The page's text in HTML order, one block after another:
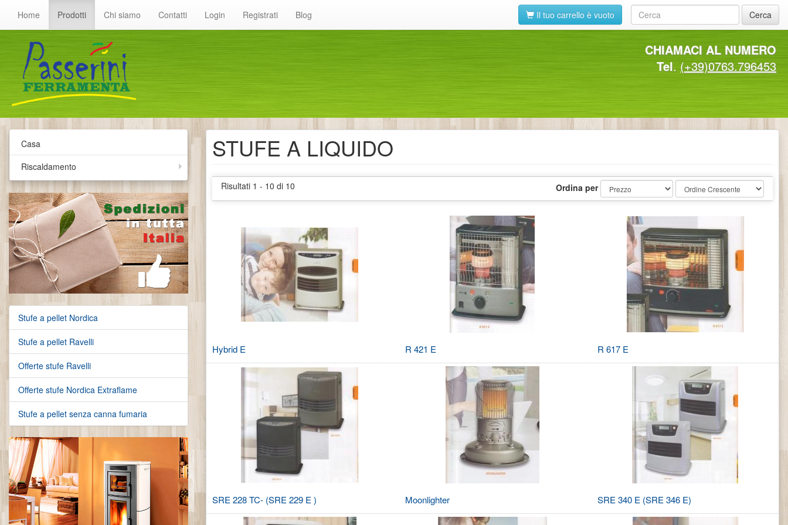
Cerca
Home Prodotti Chi siamo Contatti Login Registrati Blog Il tuo carrello è vuoto
CHIAMACI AL NUMERO
Tel. (+39)0763.796453
Casa
Riscaldamento
Stufe a pellet Nordica
Stufe a pellet Ravelli
Offerte stufe Ravelli
Offerte stufe Nordica Extraflame
Stufe a pellet senza canna fumaria
STUFE A LIQUIDO
Risultati 1 - 10 di 10 Ordina per
Hybrid E R 421 E R 617 E
SRE 228 TC- (SRE 229 E ) Moonlighter SRE 340 E (SRE 346 E)